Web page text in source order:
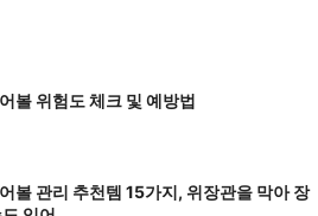
볼 위험도 체크 및 예방법
볼 관리 추천템 15가지, 위장관을 막아 장